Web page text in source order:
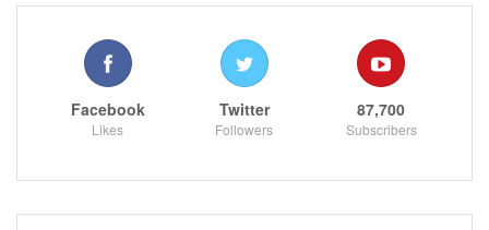
Facebook
Likes
Twitter
Followers
87,700
Subscribers